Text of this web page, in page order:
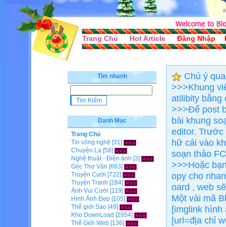
Trang Chủ Hot Article Đăng Nhập
Chú ý
>>>Khung
atilibity bằng
>>>Để post
bài khung
editor. Trước
hữ cái vào
soạn thảo
>>>Hoặc
opy cho
oard , web
Một vài mã
[imglink hình
[url=địa chỉ
Tìm nhanh
Danh Mục
Trang Chủ
Tin công nghệ [31]
Chuyện Lạ [58]
Nghệ thuật - Điện ảnh [3]
Góc Thơ Văn [663]
Truyện Cười [722]
Truyện Tranh [284]
Ảnh Vui Cười [119]
Hình Ảnh Đẹp [105]
Thế giới Sao [49]
Kho DownLoad [2854]
Thế Giới Web [136]